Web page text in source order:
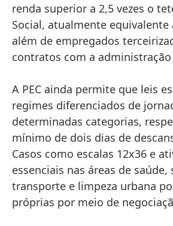
renda superior a 2,5 vezes o
Social, atualmente equivalente
além de empregados
contratos com a
A PEC ainda permite que leis
regimes diferenciados de
determinadas categorias,
mínimo de dois dias de
Casos como escalas 12x36 e
essenciais nas áreas de saúde,
transporte e limpeza urbana
próprias por meio de